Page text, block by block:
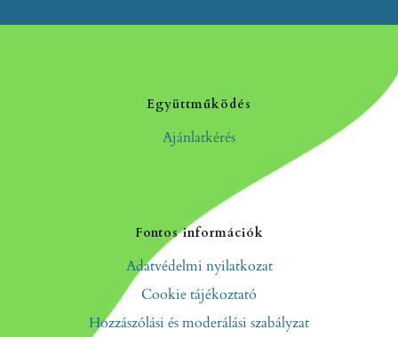
Együttműködés
Ajánlatkérés
Fontos információk
Adatvédelmi nyilatkozat
Cookie tájékoztató
Hozzászólási és moderálási szabályzat